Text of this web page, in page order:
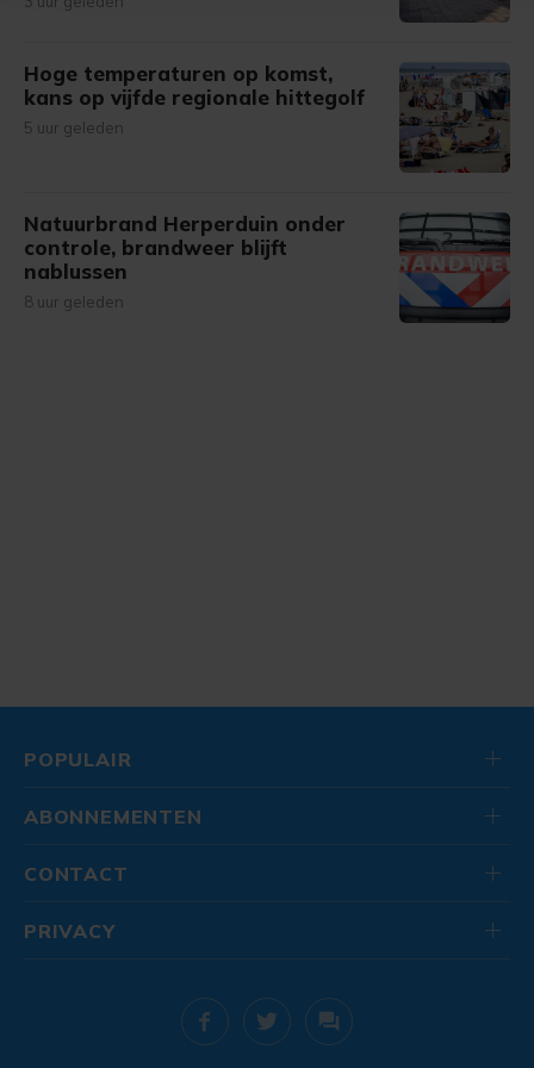
bezoek makkelijker en persoonlijker. Op
gemaakte keuze altijd wijzigen of intrekken.
Hoge temperaturen op komst,
kans op vijfde regionale hittegolf
5 uur geleden
Natuurbrand Herperduin onder
controle, brandweer blijft
nablussen
8 uur geleden
POPULAIR
ABONNEMENTEN
CONTACT
PRIVACY